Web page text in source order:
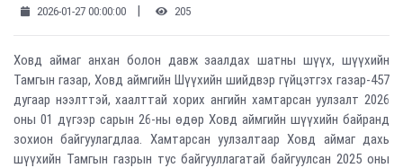
2026-01-27 00:00:00 | 205
Ховд аймаг анхан болон давж заалдах шатны шүүх, шүүхийн
Тамгын газар, Ховд аймгийн Шүүхийн шийдвэр гүйцэтгэх газар-457
дугаар нээлттэй, хаалттай хорих ангийн хамтарсан уулзалт 2026
оны 01 дүгээр сарын 26-ны өдөр Ховд аймгийн шүүхийн байранд
зохион байгуулагдлаа. Хамтарсан уулзалтаар Ховд аймаг дахь
шүүхийн Тамгын газрын тус байгууллагатай байгуулсан 2025 оны